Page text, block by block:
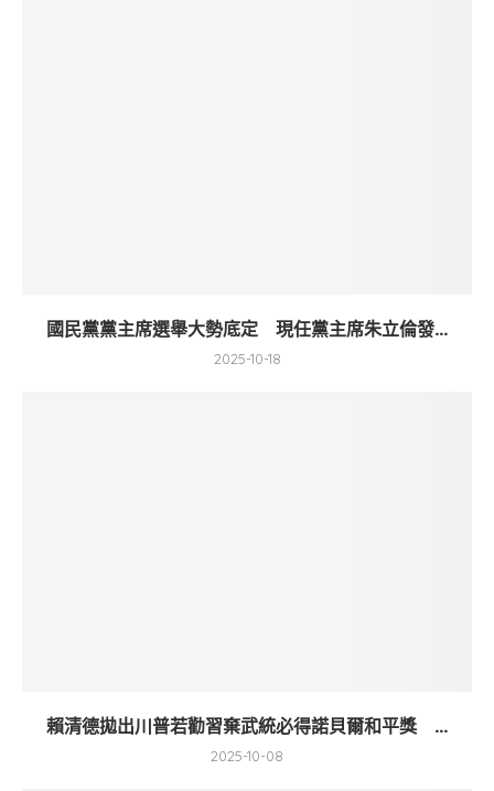
國民黨黨主席選舉大勢底定 現任黨主席朱立倫發...
2025-10-18
賴清德拋出川普若勸習棄武統必得諾貝爾和平獎 ...
2025-10-08